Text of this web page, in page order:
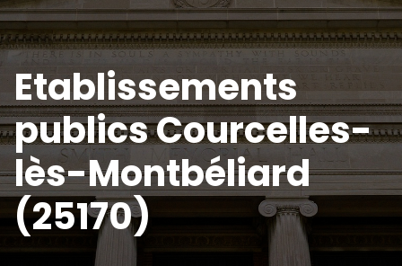
Etablissements
publics Courcelles-
lès-Montbéliard
(25170)